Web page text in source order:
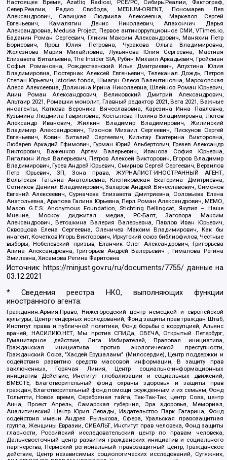
Настоящее Время, Azatliq Radiosi, PCE/PC, Сибирь.Реалии, Фактограф,
Север.Реалии, Радио Свобода, MEDIUM-ORIENT, Пономарев Лев
Александрович, Савицкая Людмила Алексеевна, Маркелов Сергей
Евгеньевич, Камалягин Денис Николаевич, Апахончич Дарья
Александровна, Medusa Project, Первое антикоррупционное СМИ, VTimes.io,
Баданин Роман Сергеевич, Гликин Максим Александрович, Маняхин Петр
Борисович, Ярош Юлия Петровна, Чуракова Ольга Владимировна,
Железнова Мария Михайловна, Лукьянова Юлия Сергеевна, Маетная
Елизавета Витальевна, The Insider SIA, Рубин Михаил Аркадьевич, Гройсман
Софья Романовна, Рождественский Илья Дмитриевич, Апухтина Юлия
Владимировна, Постернак Алексей Евгеньевич, Телеканал Дождь, Петров
Степан Юрьевич, Istories fonds, Шмагун Олеся Валентиновна, Мароховская
Алеся Алексеевна, Долинина Ирина Николаевна, Шлейнов Роман Юрьевич,
Анин Роман Александрович, Великовский Дмитрий Александрович,
Альтаир 2021, Ромашки монолит, Главный редактор 2021, Вега 2021, Важные
иноагенты, Каткова Вероника Вячеславовна, Карезина Инна Павловна,
Кузьмина Людмила Гавриловна, Костылева Полина Владимировна, Лютов
Александр Иванович, Жилкин Владимир Владимирович, Жилинский
Владимир Александрович, Тихонов Михаил Сергеевич, Пискунов Сергей
Евгеньевич, Ковин Виталий Сергеевич, Кильтау Екатерина Викторовна,
Любарев Аркадий Ефимович, Гурман Юрий Альбертович, Грезев Александр
Викторович, Важенков Артем Валерьевич, Иванова София Юрьевна,
Пигалкин Илья Валерьевич, Петров Алексей Викторович, Егоров Владимир
Владимирович, Гусев Андрей Юрьевич, Смирнов Сергей Сергеевич, Верзилов
Петр Юрьевич, ЗП, Зона права, ЖУРНАЛИСТ-ИНОСТРАННЫЙ АГЕНТ,
Вольтская Татьяна Анатольевна, Клепиковская Екатерина Дмитриевна,
Сотников Даниил Владимирович, Захаров Андрей Вячеславович, Симонов
Евгений Алексеевич, Сурначева Елизавета Дмитриевна, Соловьева Елена
Анатольевна, Арапова Галина Юрьевна, Перл Роман Александрович, МЕМО,
Mason G.E.S. Anonymous Foundation, Stichting Bellingcat, Якутия – Наше
Мнение, Москоу диджитал медиа, РС-Балт, Заговора Максим
Александрович, Ветошкина Валерия Валерьевна, Павлов Иван Юрьевич,
Скворцова Елена Сергеевна, Оленичев Максим Владимирович, Как бы
инагент, Кочетков Игорь Викторович, Иркутский союз библиофилов, Честные
выборы, Нобелевский призыв, Еланчик Олег Александрович, Григорьева
Алина Александровна, Григорьев Андрей Валерьевич , Гималова Регина
Эмилевна, Хисамова Регина Фаритовна
Источник: https://minjust.gov.ru/ru/documents/7755/ данные на
03.12.2021
* Сведения реестра НКО, выполняющих функции
иностранного агента:
Гражданин.Армия.Право, Нижегородский центр немецкой и европейской
культуры, Центр гендерных исследований, Фонд защиты прав граждан Штаб,
Институт права и публичной политики, Фонд борьбы с коррупцией, Альянс
врачей, НАСИЛИЮ.НЕТ, Мы против СПИДа, СВЕЧА, Открытый Петербург,
Гуманитарное действие, Лига Избирателей, Правовая инициатива,
Гражданская инициатива против экологической преступности,
Гражданский Союз, "Хасдей Ерушалаим" (Милосердие), Центр поддержки и
содействия развитию средств массовой информации, В защиту прав
заключенных, Горячая Линия, Центр социально-информационных
инициатив Действие, Институт глобализации и социальных движений,
ВМЕСТЕ, Благотворительный фонд охраны здоровья и защиты прав
граждан, Благотворительный фонд помощи осужденным и их семьям, Фонд
Тольятти, Новое время, Серебряная тайга, Так-Так-Так, центр Сова, центр
Анна, Проект Апрель, Самарская губерния, Эра здоровья, Мемориал,
Аналитический Центр Юрия Левады, Издательство Парк Гагарина, Фонд
содействия имени Андрея Рылькова, Сфера, Уральская правозащитная
группа, Женщины Евразии, СИБАЛЬТ, Институт прав человека, Фонд защиты
гласности, Российский исследовательский центр по правам человека,
Дальневосточный центр развития гражданских инициатив и социального
партнерства, Пермский региональный правозащитный центр, Гражданское
действие, Центр независимых социологических исследований, Сутяжник,